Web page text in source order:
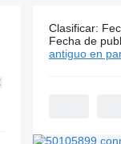
39
Clasificar:
Fecha de
antiguo en